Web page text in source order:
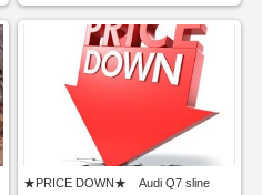
★PRICE DOWN★ Audi Q7 sline